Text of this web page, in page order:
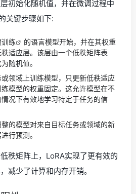
初始化随机值，并在微调过程中
关键步骤如下:
练
的语言模型开始，并在其权重
适应层。该层由一个低秩矩阵表
随机值。
领域上训练模型，只更新低秩适应
模型的权重固定。这允许模型在不
况下有效地学习特定于任务的信
的模型对来自目标任务或领域的新
行预测。
秩矩阵上，LoRA实现了更有效的
减少了计算和内存开销。